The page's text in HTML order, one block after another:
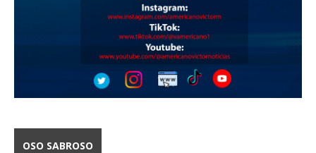
OSO SABROSO